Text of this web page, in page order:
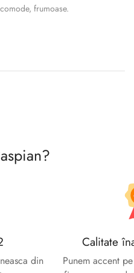
frumoase.
din
Calitate
Punem accent
age